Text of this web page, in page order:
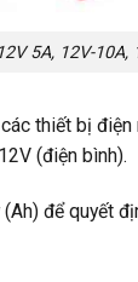
5A, 12V-10A,
thiết bị
(điện bình).
để quyết